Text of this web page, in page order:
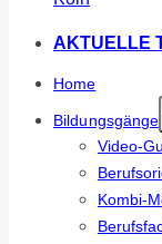
AKTUELLE
Home
Bildungsgänge
Video-
Kombi-